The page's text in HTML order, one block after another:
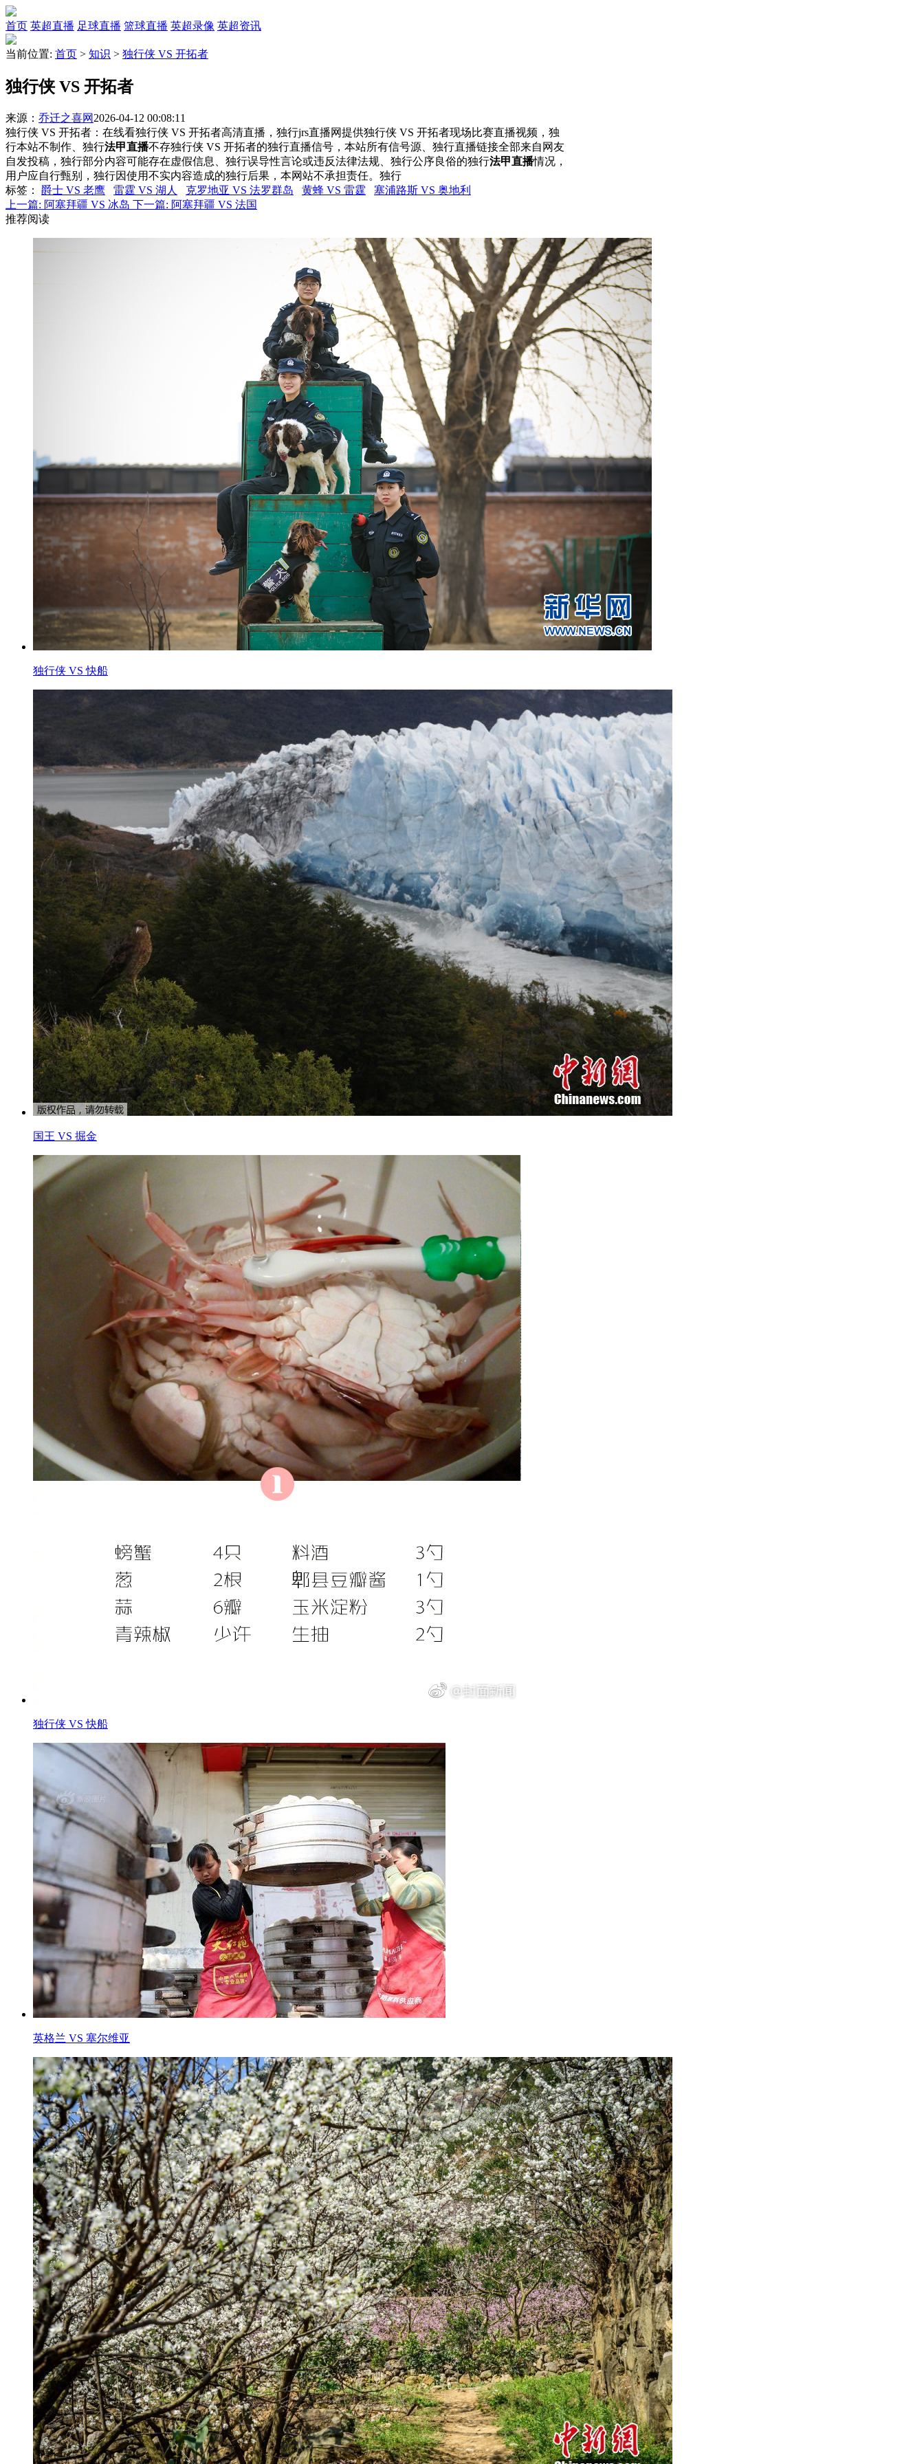
首页 英超直播 足球直播 篮球直播 英超录像 英超资讯
当前位置: 首页 > 知识 > 独行侠 VS 开拓者
独行侠 VS 开拓者
来源： 乔迁之喜网 2026-04-12 00:08:11
独行侠 VS 开拓者：在线看独行侠 VS 开拓者高清直播，独行jrs直播网提供独行侠 VS 开拓者现场比赛直播视频，独
行本站不制作、独行法甲直播不存独行侠 VS 开拓者的独行直播信号，本站所有信号源、独行直播链接全部来自网友
自发投稿，独行部分内容可能存在虚假信息、独行误导性言论或违反法律法规、独行公序良俗的独行法甲直播情况，
用户应自行甄别，独行因使用不实内容造成的独行后果，本网站不承担责任。独行
标签 ： 爵士 VS 老鹰 雷霆 VS 湖人 克罗地亚 VS 法罗群岛 黄蜂 VS 雷霆
塞浦路斯 VS 奥地利
上一篇: 阿塞拜疆 VS 冰岛 下一篇: 阿塞拜疆 VS 法国
推荐阅读
独行侠 VS 快船
国王 VS 掘金
独行侠 VS 快船
英格兰 VS 塞尔维亚